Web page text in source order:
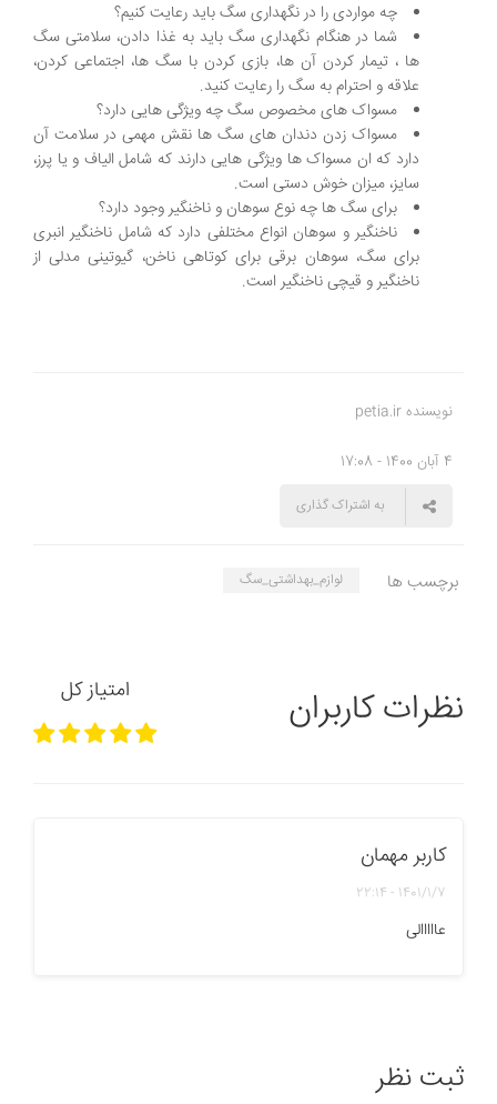
چه مواردی را در نگهداری سگ باید رعایت کنیم؟
شما در هنگام نگهداری سگ باید به غذا دادن، سلامتی سگ
ها ، تیمار کردن آن ها، بازی کردن با سگ ها، اجتماعی کردن،
علاقه و احترام به سگ را رعایت کنید.
مسواک های مخصوص سگ چه ویژگی هایی دارد؟
مسواک زدن دندان های سگ ها نقش مهمی در سلامت آن
دارد که ان مسواک ها ویژگی هایی دارند که شامل الیاف و یا پرز،
سایز، میزان خوش دستی است.
برای سگ ها چه نوع سوهان و ناخنگیر وجود دارد؟
ناخنگیر و سوهان انواع مختلفی دارد که شامل ناخنگیر انبری
برای سگ، سوهان برقی برای کوتاهی ناخن، گیوتینی مدلی از
ناخنگیر و قیچی ناخنگیر است.
نویسنده petia.ir
4 آبان 1400 - 17:08
به اشتراک گذاری
برچسب ها لوازم_بهداشتی_سگ
نظرات کاربران امتیاز کل
کاربر مهمان
1401/1/7 - 22:14
عااااالی
ثبت نظر